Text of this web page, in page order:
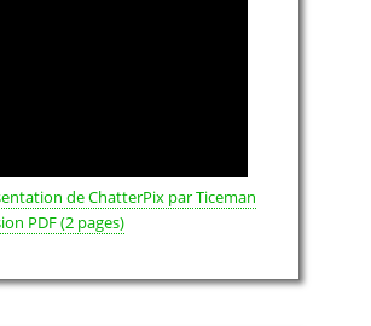
de ChatterPix par Ticeman
PDF (2 pages)